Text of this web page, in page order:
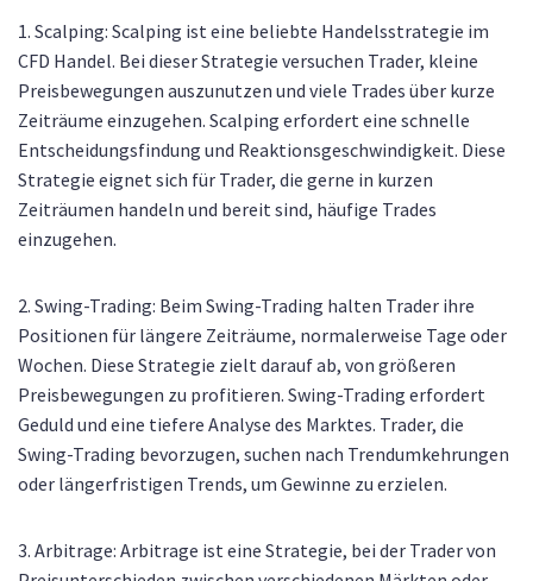
1. Scalping: Scalping ist eine beliebte Handelsstrategie im
CFD Handel. Bei dieser Strategie versuchen Trader, kleine
Preisbewegungen auszunutzen und viele Trades über kurze
Zeiträume einzugehen. Scalping erfordert eine schnelle
Entscheidungsfindung und Reaktionsgeschwindigkeit. Diese
Strategie eignet sich für Trader, die gerne in kurzen
Zeiträumen handeln und bereit sind, häufige Trades
einzugehen.
2. Swing-Trading: Beim Swing-Trading halten Trader ihre
Positionen für längere Zeiträume, normalerweise Tage oder
Wochen. Diese Strategie zielt darauf ab, von größeren
Preisbewegungen zu profitieren. Swing-Trading erfordert
Geduld und eine tiefere Analyse des Marktes. Trader, die
Swing-Trading bevorzugen, suchen nach Trendumkehrungen
oder längerfristigen Trends, um Gewinne zu erzielen.
3. Arbitrage: Arbitrage ist eine Strategie, bei der Trader von